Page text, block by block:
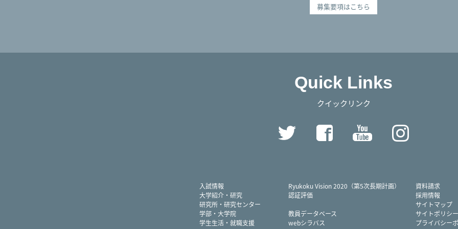
募集要項はこちら
Quick Links
クイックリンク
Twitter FacebookYouTube
入試情報
大学紹介・研究
研究所・研究センター
学部・大学院
学生生活・就職支援
Ryukoku Vision 2020（第5次長期計画）
認証評価
教員データベース
webシラバス
資料請求
採用情報
サイトマップ
サイトポリシー
プライバシー